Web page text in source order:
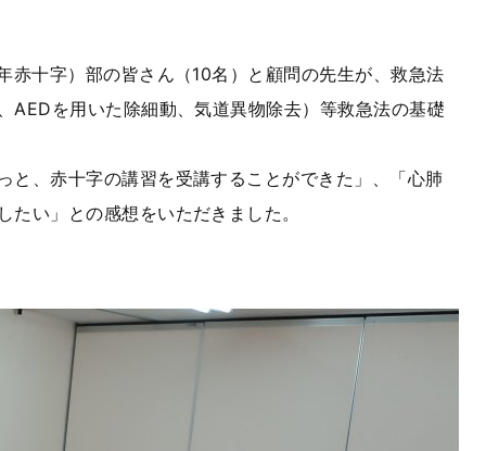
十字）部の皆さん（10名）と顧問の先生が、救急法
を用いた除細動、気道異物除去）等救急法の基礎
、赤十字の講習を受講することができた」、「心肺
い」との感想をいただきました。